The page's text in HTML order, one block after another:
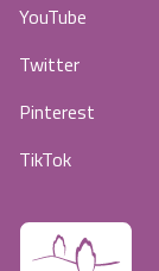
YouTube
Twitter
Pinterest
TikTok